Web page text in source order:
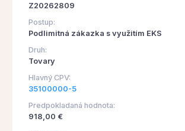
Z20262809
Postup:
Podlimitná zákazka s využitím EKS
Druh:
Tovary
Hlavný CPV:
35100000-5
Predpokladaná hodnota:
918,00 €